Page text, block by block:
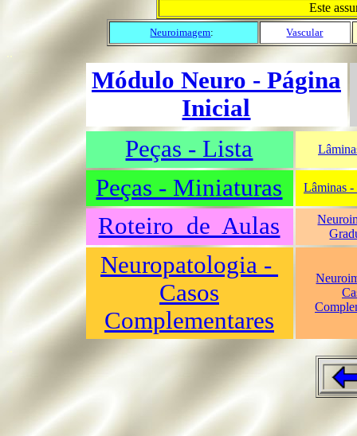
Este
Neuroimagem: Vascular
..
Módulo Neuro - Página
Inicial
Peças - Lista
Peças - Miniaturas Lâminas
Roteiro de Aulas
Neuropatologia -
Casos
Complementares
..